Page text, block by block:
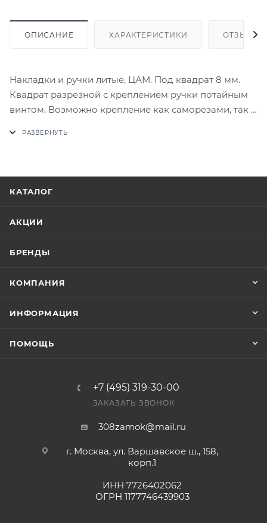
ОПИСАНИЕ ХАРАКТЕРИСТИКИ ОТЗЫВЫ
Накладки и ручки литые, ЦАМ. Под квадрат 8 мм.
Квадрат разрезной с креплением ручки потайным
винтом. Возможно крепление как саморезами, так и
приходит письмо только для подтверждения, что
счете после проверки товара на наличие на складе.
оплата выставленного счета.
КАТАЛОГ
АКЦИИ
БРЕНДЫ
КОМПАНИЯ
ИНФОРМАЦИЯ
ПОМОЩЬ
+7 (495) 319-30-00
ЗАКАЗАТЬ ЗВОНОК
308zamok@mail.ru
г. Москва, ул. Варшавское ш., 158,
корп.1
ИНН 7726402062
ОГРН 1177746439903